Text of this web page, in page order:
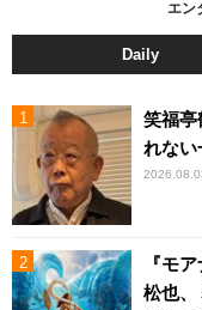
エン
Daily
笑福
れない
『モ
松也、